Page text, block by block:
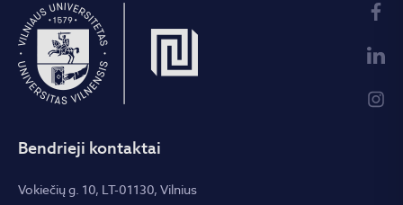
Bendrieji kontaktai
Vokiečių g. 10, LT-01130, Vilnius